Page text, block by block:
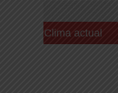
Clima actual